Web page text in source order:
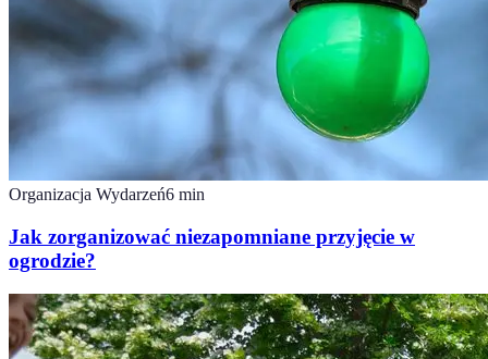
Organizacja Wydarzeń6 min
Jak zorganizować niezapomniane przyjęcie w
ogrodzie?